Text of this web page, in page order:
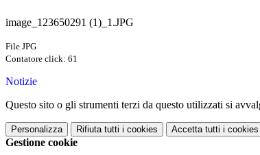
image_123650291 (1)_1.JPG
File JPG
Contatore click: 61
Notizie
Questo sito o gli strumenti terzi da questo utilizzati si
Personalizza Rifiuta tutti i cookies Accetta tutti i cookies
Gestione cookie